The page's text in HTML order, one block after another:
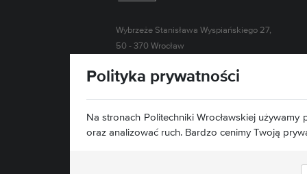
Wybrzeże Stanisława Wyspiańskiego 27,
50 - 370 Wrocław
Kontakt »
Mapa strony »
Deklaracja dostępności »
Znajdź nas:
Polityka prywatności
Na stronach Politechniki Wrocławskiej
oraz analizować ruch. Bardzo cenimy Twoją